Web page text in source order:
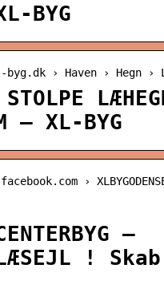
BYG
› Haven › Hegn ›
STOLPE
– XL-BYG
›
–
LÆSEJL !